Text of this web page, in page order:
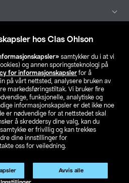
hos Clas Ohlson
samtykker du i at vi
og annen sporingsteknologi på
for informasjonskapsler for å
på vårt nettsted, analysere bruken av
markedsføringstiltak. Vi bruker fire
funksjonelle, analytiske og
informasjonskapsler er det ikke noe
er nødvendige for at nettstedet skal
å skreddersy dine valg, kan du
er frivillig og kan trekkes
dine innstillinger for
oss for veiledning.
Avvis alle
har utgått
31-6567-3
din butikk
NO FI
priser ekskl. moms